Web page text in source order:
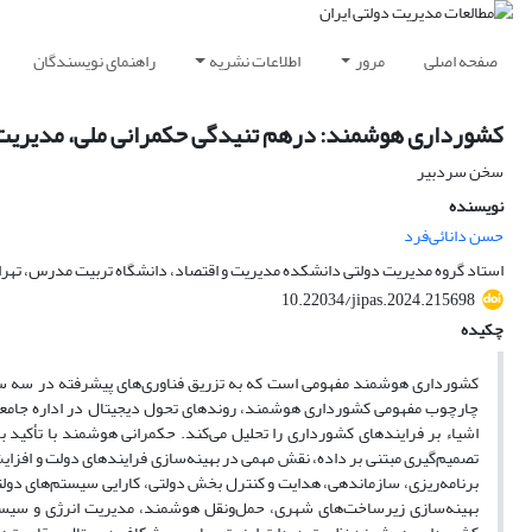
صفحه اصلی مرور اطلاعات نشریه راهنمای نویسندگان
کشورداری هوشمند: درهم تنیدگی حکمرانی ملی،
سخن سردبیر
نویسنده
حسن دانائی‌فرد
استاد گروه مدیریت دولتی دانشکده مدیریت و اقتصاد، دانشگاه تربیت مدرس،
10.22034/jipas.2024.215698
چکیده
کشورداری هوشمند مفهومی است که به تزریق فناوری‌های پیشرفته در سه
چارچوب مفهومی کشورداری هوشمند، روندهای تحول دیجیتال در اداره
اشیاء بر فرایندهای کشورداری را تحلیل می‌کند. حکمرانی هوشمند با
تصمیم‌گیری مبتنی بر داده، نقش مهمی در بهینه‌سازی فرایندهای دولت و
برنامه‌ریزی، سازماندهی، هدایت و کنترل بخش دولتی، کارایی سیستم‌های
بهینه‌سازی زیرساخت‌های شهری، حمل‌ونقل هوشمند، مدیریت انرژی و